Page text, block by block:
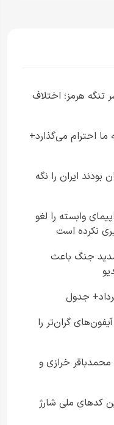
تنگه هرمز؛ اختلاف
ما احترام می‌گذارد+
ایران را نگه
وابسته را لغو
نکرده است
جنگ باعث
گران‌تر را
خرازی و
فردا برای این کدهای ملی شارژ